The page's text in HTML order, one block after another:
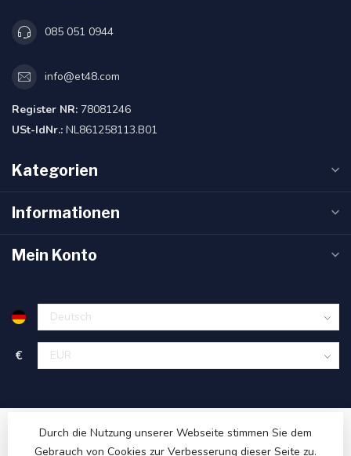
085 051 0944
info@et48.com
Register NR: 78081246
USt-IdNr.: NL861258113.B01
Kategorien
Informationen
Mein Konto
€
Durch die Nutzung unserer Webseite stimmen Sie dem
Gebrauch von Cookies zur Verbesserung dieser Seite zu.